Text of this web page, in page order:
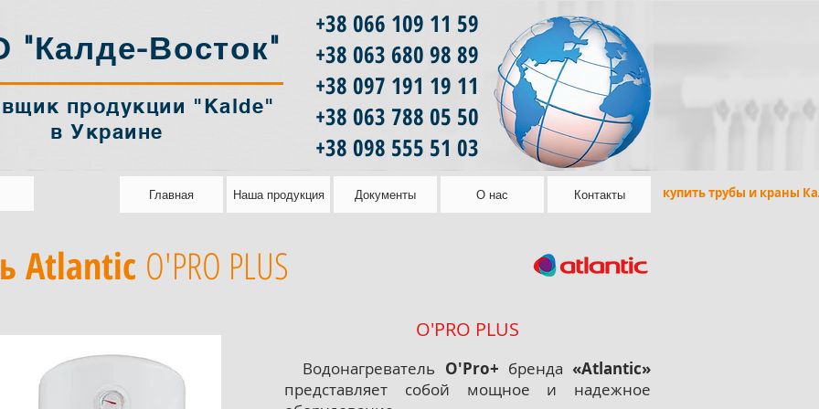
Восток"
продукции "Kalde"
в Украине
+38 066 109 11 59
+38 063 680 98 89
+38 097 191 19 11
‎+38 063 788 05 50
+38 098 555 51 03
Главная Наша продукция Документы О нас Контакты купить трубы и краны
Atlantic O'PRO PLUS
O'PRO PLUS
Водонагреватель O'Pro+ бренда«Atlantic»
представляет собой мощное и надежное